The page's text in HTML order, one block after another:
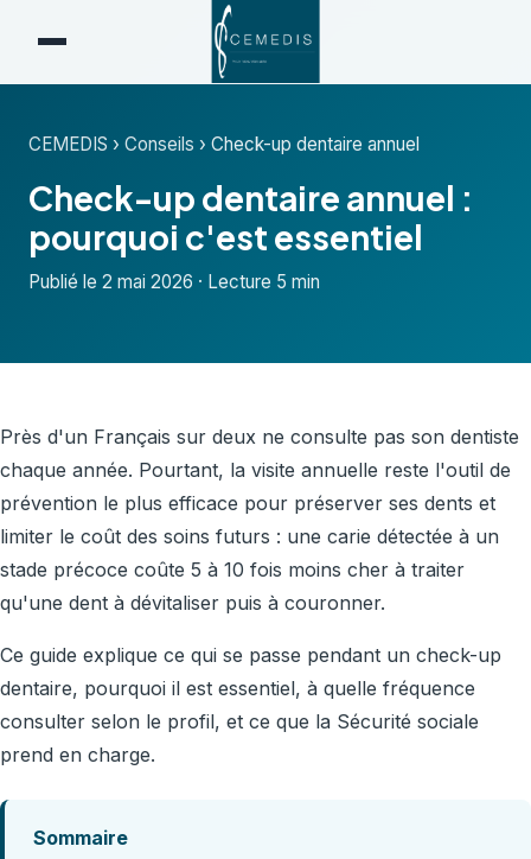
CEMEDIS › Conseils › Check-up dentaire annuel
Check-up dentaire annuel :
pourquoi c'est essentiel
Publié le 2 mai 2026 · Lecture 5 min
Près d'un Français sur deux ne consulte pas son dentiste
chaque année. Pourtant, la visite annuelle reste l'outil de
prévention le plus efficace pour préserver ses dents et
limiter le coût des soins futurs : une carie détectée à un
stade précoce coûte 5 à 10 fois moins cher à traiter
qu'une dent à dévitaliser puis à couronner.
Ce guide explique ce qui se passe pendant un check-up
dentaire, pourquoi il est essentiel, à quelle fréquence
consulter selon le profil, et ce que la Sécurité sociale
prend en charge.
Sommaire